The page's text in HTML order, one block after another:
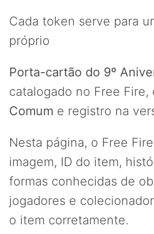
Cada token serve para
próprio
Porta-cartão do 9º
catalogado no Free Fire,
Comum e registro na
Nesta página, o Free
imagem, ID do item,
formas conhecidas de
jogadores e
o item corretamente.